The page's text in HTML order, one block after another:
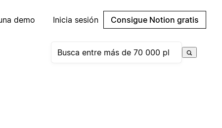
demo Inicia sesión Consigue Notion gratis